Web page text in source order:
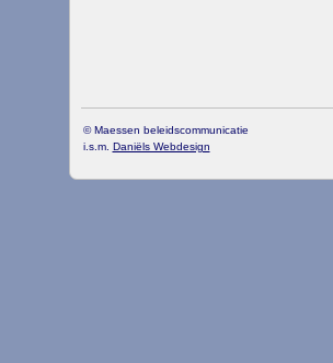
© Maessen beleidscommunicatie
i.s.m. Daniëls Webdesign